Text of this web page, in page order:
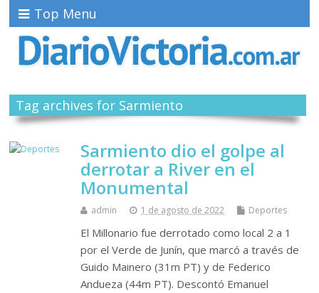
Top Menu
Tag archives for Sarmiento
Sarmiento dio el golpe al
derrotar a River en el
Monumental
admin 1 de agosto de 2022 Deportes
El Millonario fue derrotado como local 2 a 1
por el Verde de Junín, que marcó a través de
Guido Mainero (31m PT) y de Federico
Andueza (44m PT). Descontó Emanuel